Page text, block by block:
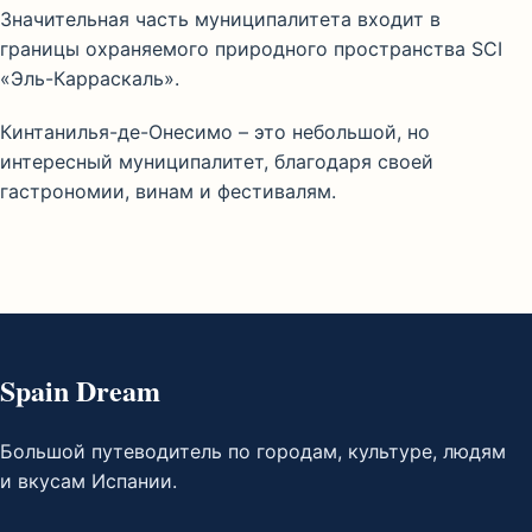
Значительная часть муниципалитета входит в
границы охраняемого природного пространства SCI
«Эль-Карраскаль».
Кинтанилья-де-Онесимо – это небольшой, но
интересный муниципалитет, благодаря своей
гастрономии, винам и фестивалям.
Spain Dream
Большой путеводитель по городам, культуре, людям
и вкусам Испании.